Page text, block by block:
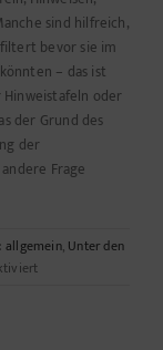
sind hilfreich,
bevor sie im
– das ist
Hinweistafeln oder
der Grund des
der
Frage
allgemein, Unter den
für